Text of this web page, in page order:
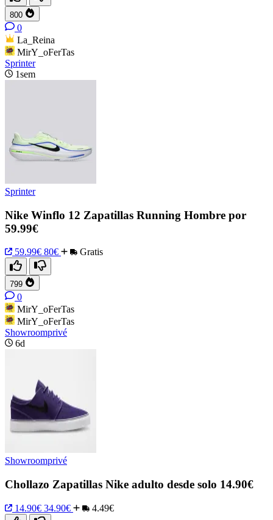
800
0
La_Reina
MirY_oFerTas
Sprinter
1sem
Sprinter
Nike Winflo 12 Zapatillas Running Hombre por
59.99€
59.99€ 80€ Gratis
799
0
MirY_oFerTas
MirY_oFerTas
Showroomprivé
6d
Showroomprivé
Chollazo Zapatillas Nike adulto desde solo 14.90€
14.90€ 34.90€ 4.49€